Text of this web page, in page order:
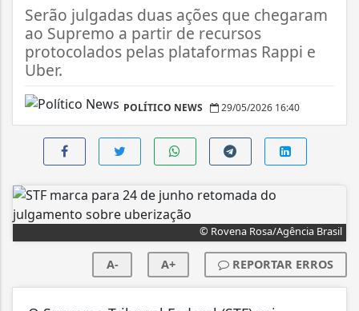
Serão julgadas duas ações que chegaram
ao Supremo a partir de recursos
protocolados pelas plataformas Rappi e
Uber.
POLÍTICO NEWS 29/05/2026 16:40
© Rovena Rosa/Agência Brasil
A- A+ REPORTAR ERROS